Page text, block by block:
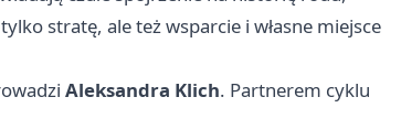
stratę, ale też wsparcie i własne miejsce
Aleksandra Klich. Partnerem cyklu